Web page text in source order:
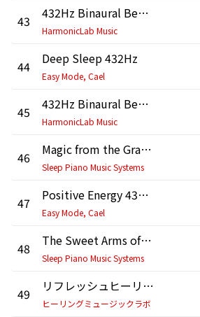
43 432Hz Binaural Beats for Chakra Balancing and Energy Alignment
HarmonicLab Music
44 Deep Sleep 432Hz
Easy Mode, Cael
45 432Hz Binaural Beats for Anxiety and Relaxation
HarmonicLab Music
46 Magic from the Grand Piano
Sleep Piano Music Systems
47 Positive Energy 432Hz
Easy Mode, Cael
48 The Sweet Arms of Night
Sleep Piano Music Systems
49 リフレッシュヒーリング
ヒーリングミュージックラボ